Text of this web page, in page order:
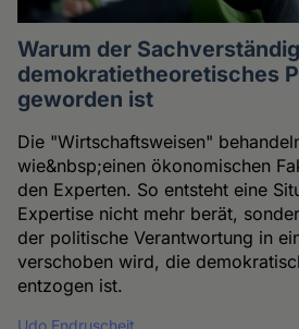
Warum der
demokratietheoretisches
geworden ist
Die "Wirtschaftsweisen"
wie&nbsp;einen ökonomischen
den Experten. So entsteht eine
Expertise nicht mehr berät,
der politische Verantwortung in
verschoben wird, die
entzogen ist.
Udo Endruscheit